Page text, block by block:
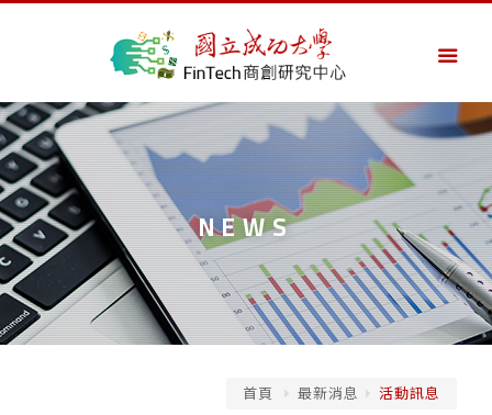
NEWS
首頁 最新消息 活動訊息